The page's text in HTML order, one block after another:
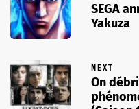
SEGA
Yakuza
NEXT
On